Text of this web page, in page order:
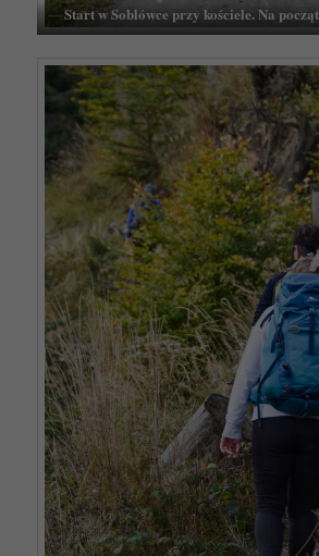
Start w Soblówce przy kościele. Na